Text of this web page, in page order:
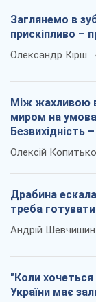
Заглянемо в
прискіпливо –
Олександр Кірш
Між жахливою
миром на
Безвихідність
Олексій Копитько
Драбина
треба
Андрій Шевчишин
"Коли
України має